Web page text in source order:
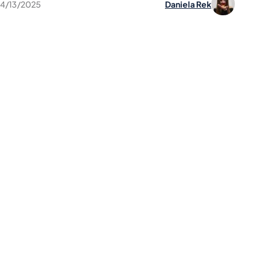
4/13/2025 Daniela Rek